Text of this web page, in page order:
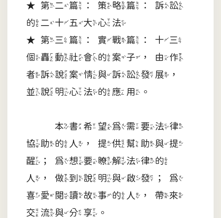
★第二篇：策略篇：訴訟
的二十五大心法
★第三篇：實戰篇：十三
個轟動社會的案子，由作
者訴說案情與訴訟發展，
並說明心法的應用。
本書希望為需要法律
協助的人，提供幫助與提
醒；為想要瞭解法律的
人，做到說明與啟發；為
喜愛閱讀故事的人，帶來
交流與分享。